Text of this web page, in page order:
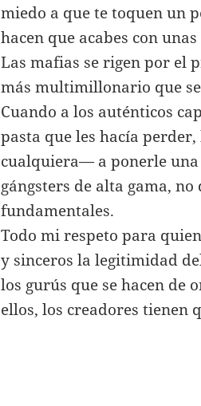
miedo a que te toquen un
hacen que acabes con unas
Las mafias se rigen por el
más multimillonario que
Cuando a los auténticos
pasta que les hacía
cualquiera— a ponerle una
gángsters de alta gama,
fundamentales.
Todo mi respeto para
y sinceros la legitimidad
los gurús que se hacen de
ellos, los creadores tienen